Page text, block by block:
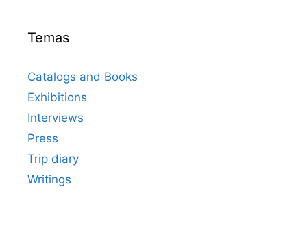
Temas
Catalogs and Books
Exhibitions
Interviews
Press
Trip diary
Writings